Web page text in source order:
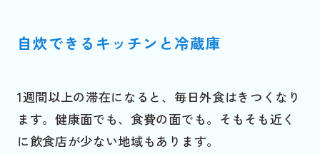
自炊できるキッチンと冷蔵庫
1週間以上の滞在になると、毎日外食はきつくなり
ます。健康面でも、食費の面でも。そもそも近く
に飲食店が少ない地域もあります。